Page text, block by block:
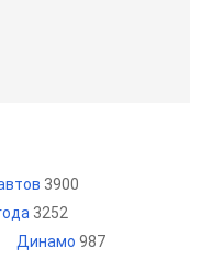
3900
3252
Динамо 987